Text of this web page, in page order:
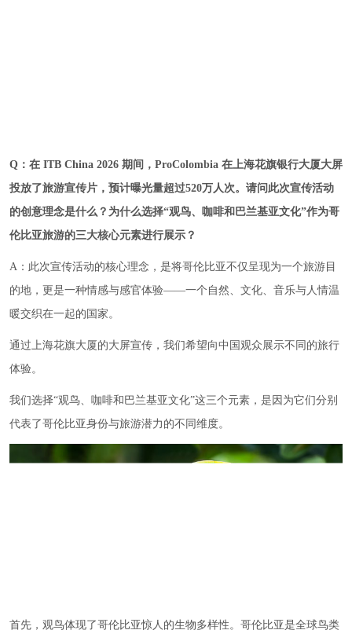
Q ： 在 ITB China 2026 期间，ProColombia 在上海花旗银行大厦大屏
投放了旅游宣传片，预计曝光量超过520万人次。请问此次宣传活动
的创意理念是什么？为什么选择“观鸟、咖啡和巴兰基亚文化”作为哥
伦比亚旅游的三大核心元素进行展示 ？
A：此次宣传活动的核心理念，是将哥伦比亚不仅呈现为一个旅游目
的地，更是一种情感与感官体验——一个自然、文化、音乐与人情温
暖交织在一起的国家。
通过上海花旗大厦的大屏宣传，我们希望向中国观众展示不同的旅行
体验。
我们选择“观鸟、咖啡和巴兰基亚文化”这三个元素，是因为它们分别
代表了哥伦比亚身份与旅游潜力的不同维度。
首先，观鸟体现了哥伦比亚惊人的生物多样性。哥伦比亚是全球鸟类